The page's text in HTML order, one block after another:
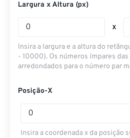
Largura x Altura (px)
x
Insira a largura e a altura do
- 10000). Os números ímpares
arredondados para o número par
Posição-X
Insira a coordenada x da posição